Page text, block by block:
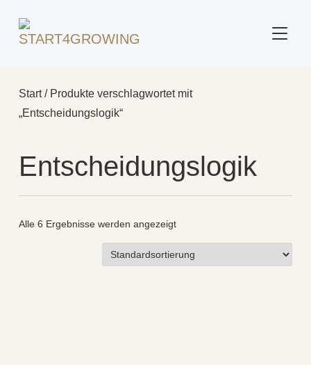
Start/ Produkte verschlagwortet mit
„Entscheidungslogik“
Entscheidungslogik
Alle 6 Ergebnisse werden angezeigt